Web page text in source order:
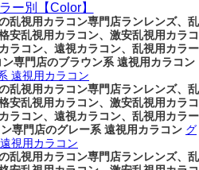
ー別【Color】
乱視用カラコン専門店ランレンズ、乱
安乱視用カラコン、激安乱視用カラコ
ラコン、遠視カラコン、乱視用カラー
専門店のブラウン系 遠視用カラコン
遠視用カラコン
乱視用カラコン専門店ランレンズ、乱
安乱視用カラコン、激安乱視用カラコ
ラコン、遠視カラコン、乱視用カラー
専門店のグレー系 遠視用カラコン グ
視用カラコン
乱視用カラコン専門店ランレンズ、乱